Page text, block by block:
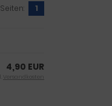
Seiten: 1
4,90 EUR
Versandkosten